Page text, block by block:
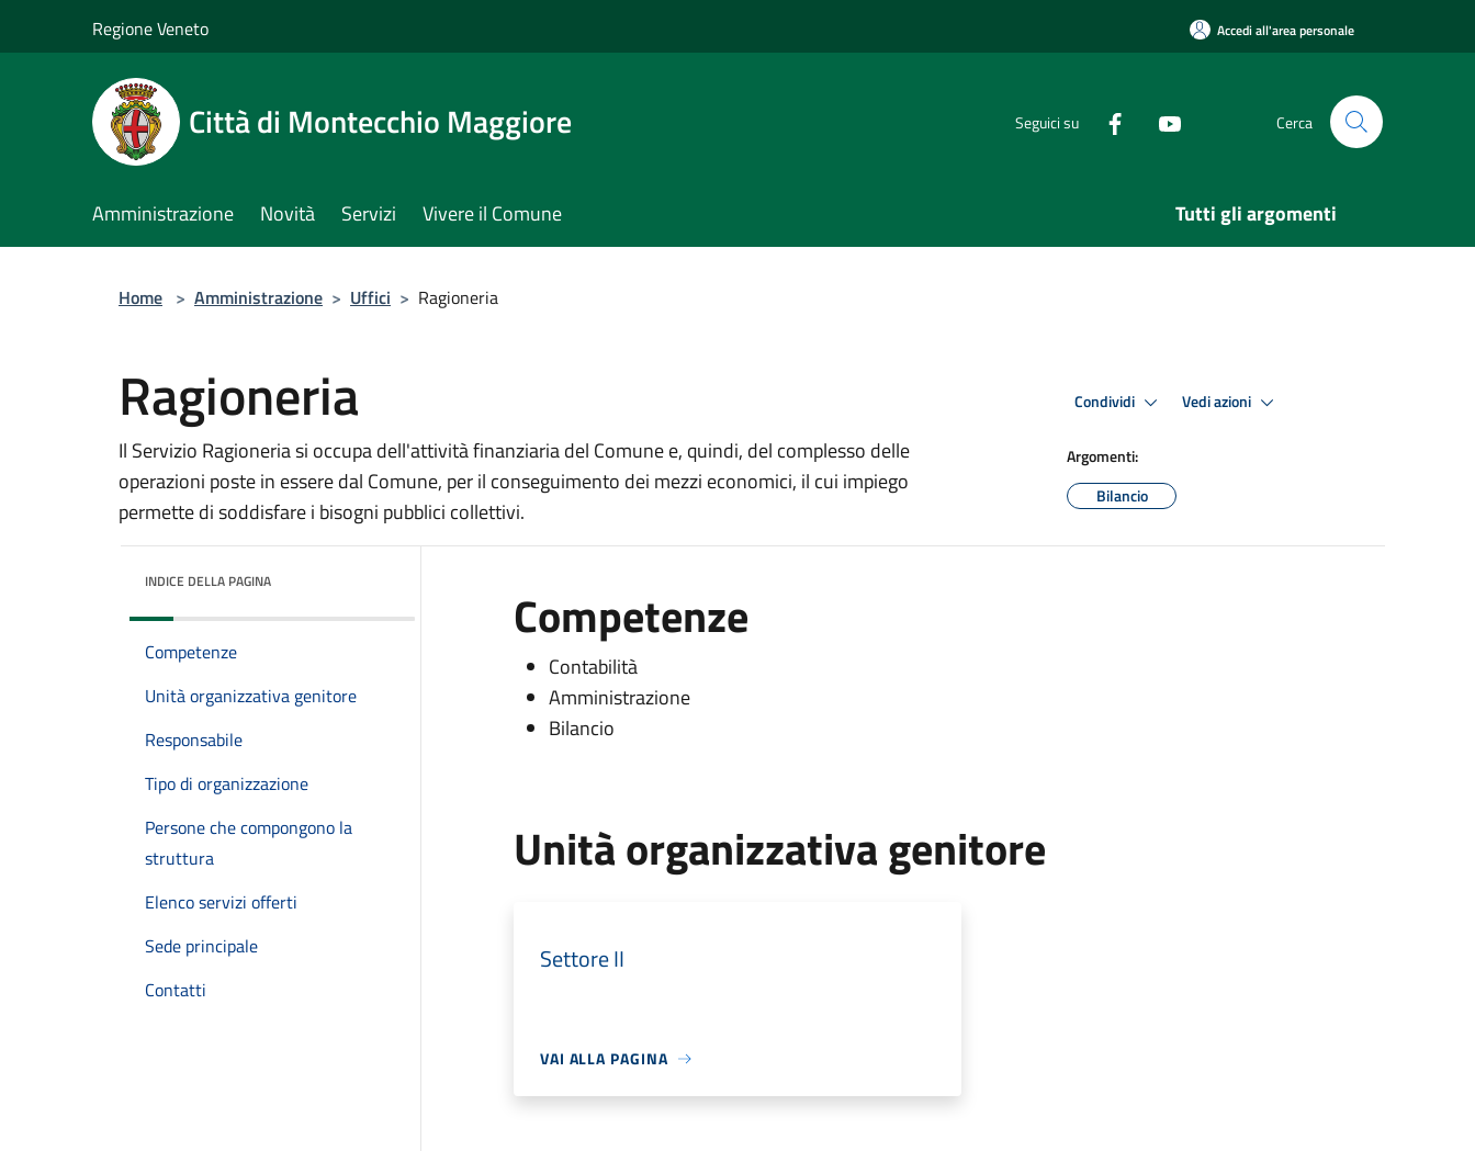
Regione Veneto Accedi all'area personale
Città di Montecchio Maggiore Seguici su Cerca
Amministrazione Novità Servizi Vivere il Comune Tutti gli argomenti
Home > Amministrazione > Uffici > Ragioneria
Ragioneria
Il Servizio Ragioneria si occupa dell'attività finanziaria del Comune e, quindi, del complesso delle
operazioni poste in essere dal Comune, per il conseguimento dei mezzi economici, il cui impiego
permette di soddisfare i bisogni pubblici collettivi.
Condividi Vedi azioni
Argomenti:
Bilancio
INDICE DELLA PAGINA
Competenze
Unità organizzativa genitore
Responsabile
Tipo di organizzazione
Persone che compongono la
struttura
Elenco servizi offerti
Sede principale
Contatti
Competenze
Contabilità
Amministrazione
Bilancio
Unità organizzativa genitore
Settore II
VAI ALLA PAGINA